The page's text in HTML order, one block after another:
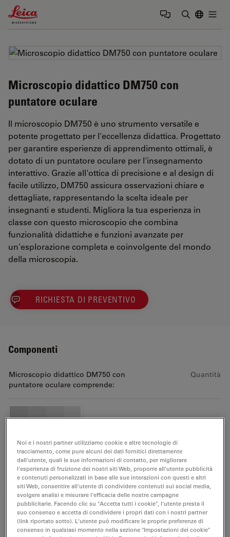
Leica Microsystems Logo
Microscopio didattico DM750 con
puntatore oculare
Il microscopio DM750 è uno strumento versatile e
potente progettato per l'eccellenza didattica. Progettato
per garantire esperienze di apprendimento ottimali, è
dotato di un puntatore oculare per l'insegnamento
interattivo. Grazie all'ottica di precisione e al design di
facile utilizzo, DM750 assicura osservazioni chiare e
dettagliate, rappresentando la scelta ideale per
insegnanti e studenti. Migliora la tua esperienza in
classe con questo microscopio che combina
funzionalità didattiche e funzioni avanzate per
un'esplorazione completa e coinvolgente del mondo
della microscopia.
RICHIESTA DI PREVENTIVO
Componenti
Microscopio didattico DM750 con
puntatore oculare comprende:
Quantità
Outf., pntr
13613406
U.K. power cord
13613902
1
Noi e i nostri partner utilizziamo cookie e altre tecnologie di
tracciamento, come pure alcuni dei dati fornitici direttamente
dall'utente, quali le sue informazioni di contatto, per migliorare
l'esperienza di fruizione dei nostri siti Web, proporre all'utente pubblicità
e contenuti personalizzati in base alle sue interazioni con questi e altri
siti Web, consentire all'utente di condividere contenuti sui social media,
svolgere analisi e misurare l'efficacia delle nostre campagne
pubblicitarie. Facendo clic su "Accetta tutti i cookie", l'utente presta il
suo consenso e accetta di condividere i propri dati con i nostri partner
(link riportato sotto). L'utente può modificare le proprie preferenze di
consenso in qualsiasi momento nella sezione "Impostazioni dei cookie"